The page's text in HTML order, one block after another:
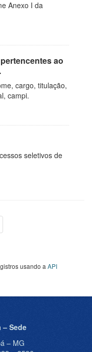
Anexo I da
ao
cargo, titulação,
campi.
seletivos de
usando a API
– Sede
– MG